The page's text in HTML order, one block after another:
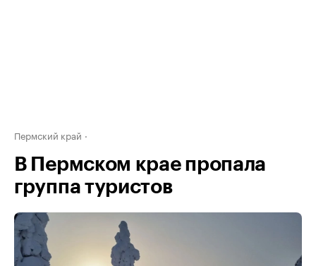
Пермский край
В Пермском крае пропала
группа туристов